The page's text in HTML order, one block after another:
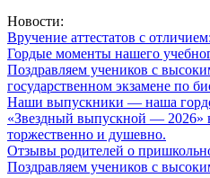
Новости:
Вручение аттестатов с
Гордые моменты нашего
Поздравляем учеников с
государственном экзамене по
Наши выпускники — наша
«Звездный выпускной — 2026»
торжественно и душевно.
Отзывы родителей о
Поздравляем учеников с